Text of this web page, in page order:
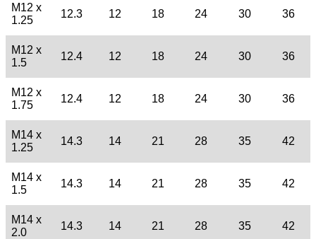
M12 x
1.25
12.3 12 18 24 30 36
M12 x
1.5
12.4 12 18 24 30 36
M12 x
1.75
12.4 12 18 24 30 36
M14 x
1.25
14.3 14 21 28 35 42
M14 x
1.5
14.3 14 21 28 35 42
M14 x
2.0
14.3 14 21 28 35 42